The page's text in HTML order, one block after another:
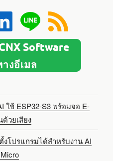
ใช้ ESP32-S3 พร้อมจอ E-
ด้วยเสียง
งโปรแกรมได้สำหรับงาน AI